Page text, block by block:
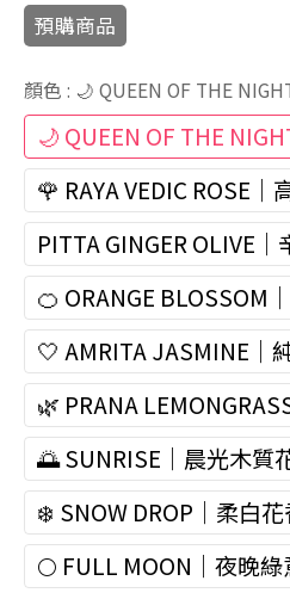
預購商品
顏色 : 🌙 QUEEN OF THE
🌙 QUEEN OF THE
🌹 RAYA VEDIC ROSE｜
PITTA GINGER OLIVE
🍊 ORANGE BLOSSOM
🤍 AMRITA JASMINE｜
🌿 PRANA
🌅 SUNRISE｜晨光木質
❄️ SNOW DROP｜柔白
🌕 FULL MOON｜夜晚